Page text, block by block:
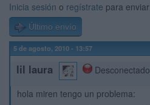
Inicia sesión o regístrate para
Último envío
5 de agosto, 2010 - 13:57
lil laura
Desconectado
hola miren tengo un problema: